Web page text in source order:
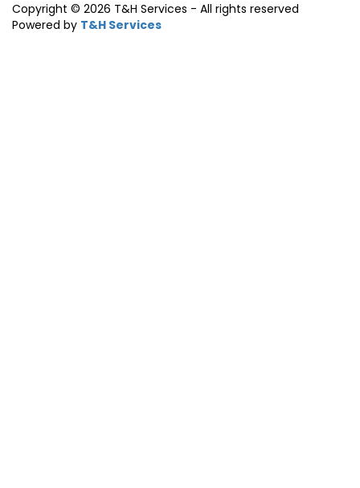
Copyright © 2026 T&H Services - All rights reserved
Powered by T&H Services